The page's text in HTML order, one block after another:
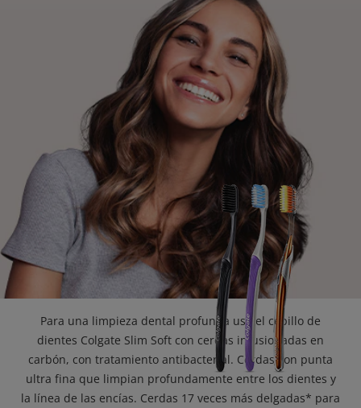
CHEQUEO DE SALUD BUCAL
CORRESPONDENCIA DE PRODUCTOS
PARA PROFESIONALES
CL (ES)
SUSCRÍBASE
Para una limpieza dental profunda usa el cepillo de
dientes Colgate Slim Soft con cerdas infusionadas en
carbón, con tratamiento antibacterial. Cerdas con punta
ultra fina que limpian profundamente entre los dientes y
la línea de las encías. Cerdas 17 veces más delgadas* para